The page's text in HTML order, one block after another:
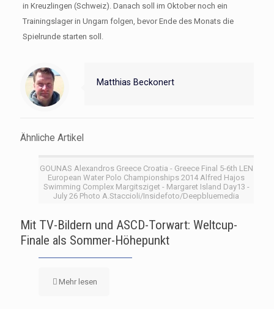
in Kreuzlingen (Schweiz). Danach soll im Oktober noch ein
Trainingslager in Ungarn folgen, bevor Ende des Monats die
Spielrunde starten soll.
Matthias Beckonert
Ähnliche Artikel
GOUNAS Alexandros Greece Croatia - Greece Final 5-6th LEN
European Water Polo Championships 2014 Alfred Hajos
Swimming Complex Margitsziget - Margaret Island Day13 -
July 26 Photo A.Staccioli/Insidefoto/Deepbluemedia
Mit TV-Bildern und ASCD-Torwart: Weltcup-
Finale als Sommer-Höhepunkt
Mehr lesen